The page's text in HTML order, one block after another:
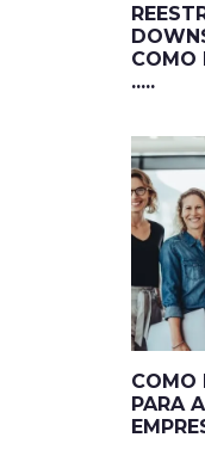
COMO
.....
COMO
PARA